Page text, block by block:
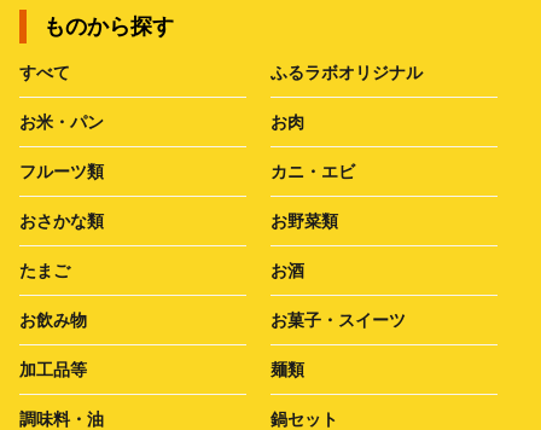
ものから探す
すべて ふるラボオリジナル
お米・パン お肉
フルーツ類 カニ・エビ
おさかな類 お野菜類
たまご お酒
お飲み物 お菓子・スイーツ
加工品等 麺類
調味料・油 鍋セット